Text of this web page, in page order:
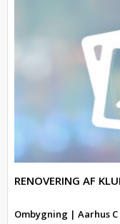
RENOVERING AF
Ombygning | Aarhus